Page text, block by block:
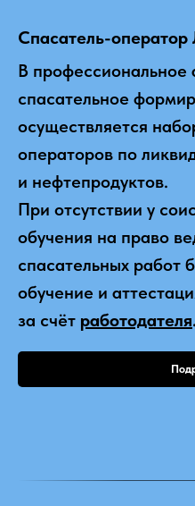
Спасатель-
В профессиональное
спасательное
осуществляется
операторов по
и нефтепродуктов.
При отсутствии у
обучения на право
спасательных работ
обучение и
за счёт работодателя.